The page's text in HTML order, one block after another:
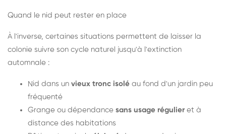
Quand le nid peut rester en place
À l'inverse, certaines situations permettent de laisser la
colonie suivre son cycle naturel jusqu'à l'extinction
automnale :
Nid dans un vieux tronc isolé au fond d'un jardin peu
fréquenté
Grange ou dépendance sans usage régulier et à
distance des habitations